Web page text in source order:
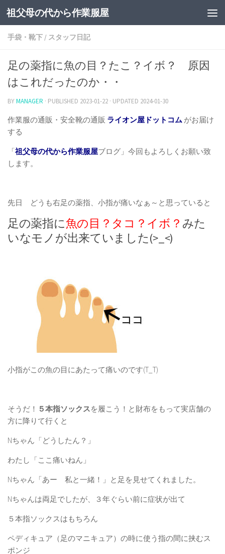
祖父母の代から作業服屋
手袋・靴下 / スタッフ日記
足の薬指に魚の目？たこ？イボ？ 原因
はこれだったのか・・
BYMANAGER · PUBLISHED 2023-01-22 · UPDATED 2024-01-30
作業服の通販・安全靴の通販 ライオン屋ドットコム がお届け
する
「祖父母の代から作業服屋ブログ」今回もよろしくお願い致
します。
先日 どうも右足の薬指、小指が痛いなぁ～と思っていると
足の薬指に魚の目？タコ？イボ？ みた
いなモノが出来ていました(>_<)
小指がこの魚の目にあたって痛いのです(T_T)
そうだ！ ５本指ソックスを履こう！と財布をもって実店舗の
方に降りて行くと
Nちゃん「どうしたん？」
わたし「ここ痛いねん」
Nちゃん「あー 私と一緒！」と足を見せてくれました。
Nちゃんは両足でしたが、３年ぐらい前に症状が出て
５本指ソックスはもちろん
ペディキュア（足のマニキュア）の時に使う指の間に挟むス
ポンジ